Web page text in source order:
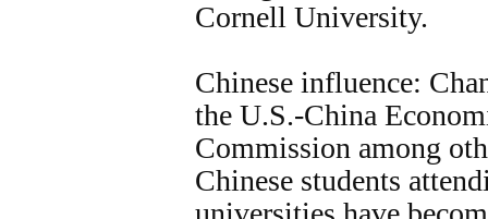
Cornell University.
Chinese influence:
the U.S.-China
Commission among
Chinese students